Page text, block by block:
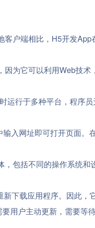
户端相比，H5开发
为它可以利用Web技
行于多种平台，程序
入网址即可打开页面
包括不同的操作系统和
下载应用程序。因此，
用户主动更新，需要等